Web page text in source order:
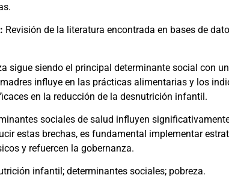
Revisión de la literatura encontrada en bases de
sigue siendo el principal determinante social con
influye en las prácticas alimentarias y los
en la reducción de la desnutrición infantil.
sociales de salud influyen
estas brechas, es fundamental implementar
y refuercen la gobernanza.
infantil; determinantes sociales; pobreza.